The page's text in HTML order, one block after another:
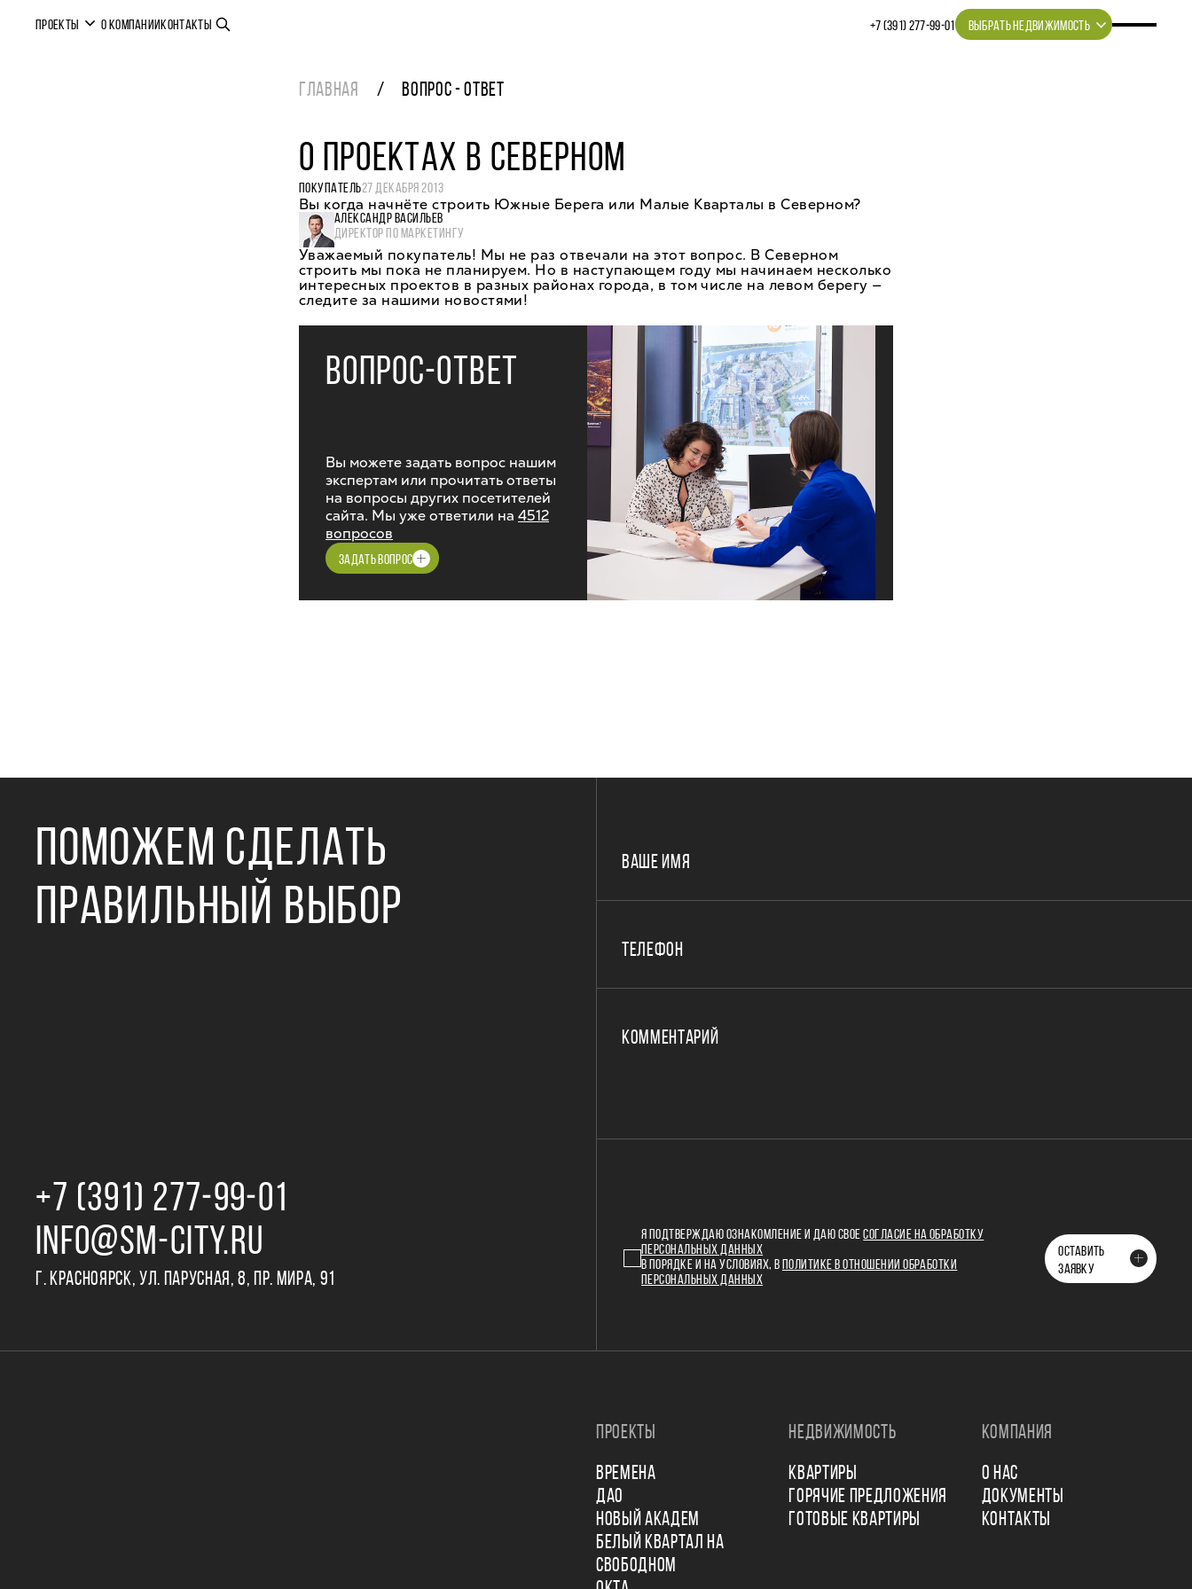
ПРОЕКТЫ О КОМПАНИИКОНТАКТЫ +7 (391) 277‒99‒01 ВЫБРАТЬ НЕДВИЖИМОСТЬ
ГЛАВНАЯ ВОПРОС - ОТВЕТ
О ПРОЕКТАХ В СЕВЕРНОМ
ПОКУПАТЕЛЬ27 ДЕКАБРЯ 2013
Вы когда начнёте строить Южные Берега или Малые Кварталы в Северном?
АЛЕКСАНДР ВАСИЛЬЕВ
ДИРЕКТОР ПО МАРКЕТИНГУ
Уважаемый покупатель! Мы не раз отвечали на этот вопрос. В Северном
строить мы пока не планируем. Но в наступающем году мы начинаем несколько
интересных проектов в разных районах города, в том числе на левом берегу —
следите за нашими новостями!
ВОПРОС-ОТВЕТ
Вы можете задать вопрос нашим
экспертам или прочитать ответы
на вопросы других посетителей
сайта. Мы уже ответили на 4512
вопросов
ЗАДАТЬ ВОПРОС
ПОМОЖЕМ СДЕЛАТЬ
ПРАВИЛЬНЫЙ ВЫБОР
+7 (391) 277‒99‒01
INFO@SM-CITY.RU
Г. КРАСНОЯРСК, УЛ. ПАРУСНАЯ, 8, ПР. МИРА, 91
ВАШЕ ИМЯ
ТЕЛЕФОН
КОММЕНТАРИЙ
Я ПОДТВЕРЖДАЮ ОЗНАКОМЛЕНИЕ И ДАЮ СВОЕСОГЛАСИЕ НА ОБРАБОТКУ
ПЕРСОНАЛЬНЫХ ДАННЫХ
В ПОРЯДКЕ И НА УСЛОВИЯХ, В
ПОЛИТИКЕ В ОТНОШЕНИИ ОБРАБОТКИ
ПЕРСОНАЛЬНЫХ ДАННЫХ
ОСТАВИТЬ
ЗАЯВКУ
ПРОЕКТЫ
ВРЕМЕНА
ДАО
НОВЫЙ АКАДЕМ
БЕЛЫЙ КВАРТАЛ НА
СВОБОДНОМ
НЕДВИЖИМОСТЬ
КВАРТИРЫ
ГОРЯЧИЕ ПРЕДЛОЖЕНИЯ
ГОТОВЫЕ КВАРТИРЫ
КОМПАНИЯ
О НАС
ДОКУМЕНТЫ
КОНТАКТЫ